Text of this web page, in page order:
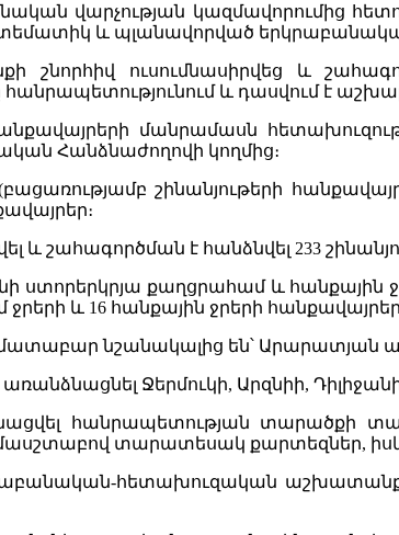
վարչության կազմավորումից
և պլանավորված երկրաբանական
ուսումնասիրվեց և
և դասվում է
մանրամասն
Հանձնաժողովի կողմից։
շինանյութերի
շահագործման է հանձնվել 233
ստորերկրյա քաղցրահամ և հանքային
և 16 հանքային ջրերի
նշանակալից են՝ Արարատյան
Ջերմուկի, Արզնիի,
հանրապետության տարածքի
մասշտաբով տարատեսակ քարտեզներ,
հետախուզական